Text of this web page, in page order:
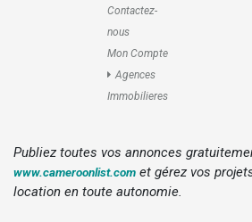
Contactez-
nous
Mon Compte
Agences
Immobilieres
Publiez toutes vos annonces
www.cameroonlist.com et gérez vos
location en toute autonomie.